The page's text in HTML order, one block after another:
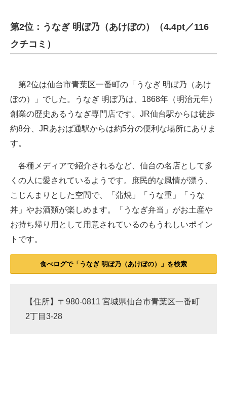
第2位：うなぎ 明ぼ乃（あけぼの）（4.4pt／116
クチコミ）
第2位は仙台市青葉区一番町の「うなぎ 明ぼ乃（あけ
ぼの）」でした。うなぎ 明ぼ乃は、1868年（明治元年）
創業の歴史あるうなぎ専門店です。JR仙台駅からは徒歩
約8分、JRあおば通駅からは約5分の便利な場所にありま
す。
各種メディアで紹介されるなど、仙台の名店として多
くの人に愛されているようです。庶民的な風情が漂う、
こじんまりとした空間で、「蒲焼」「うな重」「うな
丼」やお酒類が楽しめます。「うなぎ弁当」がお土産や
お持ち帰り用として用意されているのもうれしいポイン
トです。
食べログで「うなぎ 明ぼ乃（あけぼの）」を検索
【住所】〒980-0811 宮城県仙台市青葉区一番町
2丁目3-28